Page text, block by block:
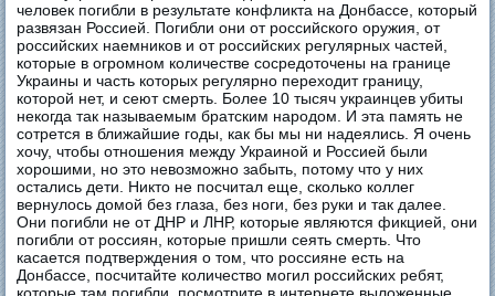
человек погибли в результате конфликта на Донбассе, который
развязан Россией. Погибли они от российского оружия, от
российских наемников и от российских регулярных частей,
которые в огромном количестве сосредоточены на границе
Украины и часть которых регулярно переходит границу,
которой нет, и сеют смерть. Более 10 тысяч украинцев убиты
некогда так называемым братским народом. И эта память не
сотрется в ближайшие годы, как бы мы ни надеялись. Я очень
хочу, чтобы отношения между Украиной и Россией были
хорошими, но это невозможно забыть, потому что у них
остались дети. Никто не посчитал еще, сколько коллег
вернулось домой без глаза, без ноги, без руки и так далее.
Они погибли не от ДНР и ЛНР, которые являются фикцией, они
погибли от россиян, которые пришли сеять смерть. Что
касается подтверждения о том, что россияне есть на
Донбассе, посчитайте количество могил российских ребят,